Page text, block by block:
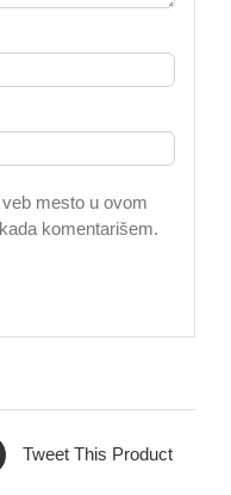
mesto u ovom
komentarišem.
Tweet This Product